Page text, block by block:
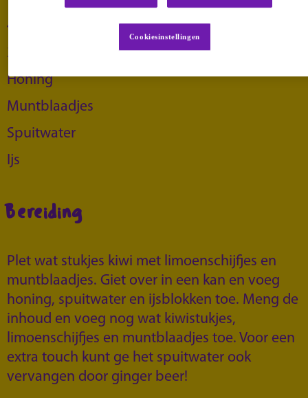
4 kiwi’s
2 limoenen
Honing
Muntblaadjes
Spuitwater
Ijs
Bereiding
Plet wat stukjes kiwi met limoenschijfjes en
muntblaadjes. Giet over in een kan en voeg
honing, spuitwater en ijsblokken toe. Meng de
inhoud en voeg nog wat kiwistukjes,
limoenschijfjes en muntblaadjes toe. Voor een
extra touch kunt ge het spuitwater ook
vervangen door ginger beer!
Cookiesinstellingen